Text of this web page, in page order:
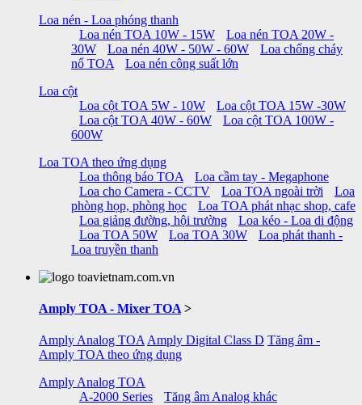
Loa nén - Loa phóng thanh
Loa nén TOA 10W - 15W
Loa nén TOA 20W -
30W
Loa nén 40W - 50W - 60W
Loa chống cháy
nổ TOA
Loa nén công suất lớn
Loa cột
Loa cột TOA 5W - 10W
Loa cột TOA 15W -30W
Loa cột TOA 40W - 60W
Loa cột TOA 100W -
600W
Loa TOA theo ứng dụng
Loa thông báo TOA
Loa cầm tay - Megaphone
Loa cho Camera - CCTV
Loa TOA ngoài trời
Loa
phòng họp, phòng học
Loa TOA phát nhạc shop, cafe
Loa giảng đường, hội trường
Loa kéo - Loa di động
Loa TOA 50W
Loa TOA 30W
Loa phát thanh -
Loa truyền thanh
Amply TOA - Mixer TOA >
Amply Analog TOA Amply Digital Class D Tăng âm -
Amply TOA theo ứng dụng
Amply Analog TOA
A-2000 Series
Tăng âm Analog khác